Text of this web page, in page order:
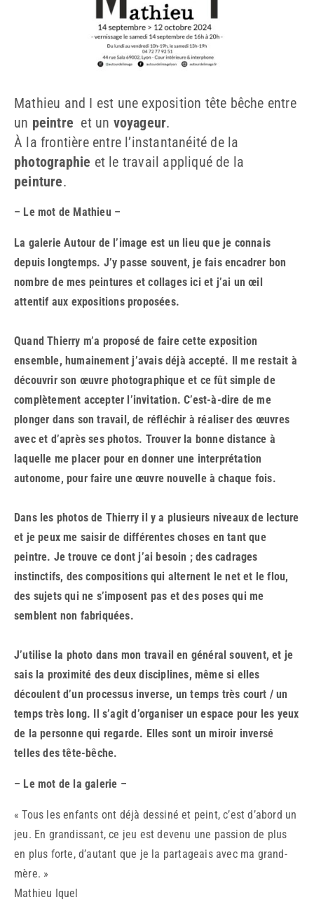
Mathieu and I est une exposition tête bêche entre
un peintre et un voyageur.
À la frontière entre l’instantanéité de la
photographie et le travail appliqué de la
peinture.
– Le mot de Mathieu –
La galerie Autour de l’image est un lieu que je connais
depuis longtemps. J’y passe souvent, je fais encadrer bon
nombre de mes peintures et collages ici et j’ai un œil
attentif aux expositions proposées.
Quand Thierry m’a proposé de faire cette exposition
ensemble, humainement j’avais déjà accepté. Il me restait à
découvrir son œuvre photographique et ce fût simple de
complètement accepter l’invitation. C’est-à-dire de me
plonger dans son travail, de réfléchir à réaliser des œuvres
avec et d’après ses photos. Trouver la bonne distance à
laquelle me placer pour en donner une interprétation
autonome, pour faire une œuvre nouvelle à chaque fois.
Dans les photos de Thierry il y a plusieurs niveaux de lecture
et je peux me saisir de différentes choses en tant que
peintre. Je trouve ce dont j’ai besoin ; des cadrages
instinctifs, des compositions qui alternent le net et le flou,
des sujets qui ne s’imposent pas et des poses qui me
semblent non fabriquées.
J’utilise la photo dans mon travail en général souvent, et je
sais la proximité des deux disciplines, même si elles
découlent d’un processus inverse, un temps très court / un
temps très long. Il s’agit d’organiser un espace pour les yeux
de la personne qui regarde. Elles sont un miroir inversé
telles des tête-bêche.
– Le mot de la galerie –
« Tous les enfants ont déjà dessiné et peint, c’est d’abord un
jeu. En grandissant, ce jeu est devenu une passion de plus
en plus forte, d’autant que je la partageais avec ma grand-
mère. »
Mathieu Iquel